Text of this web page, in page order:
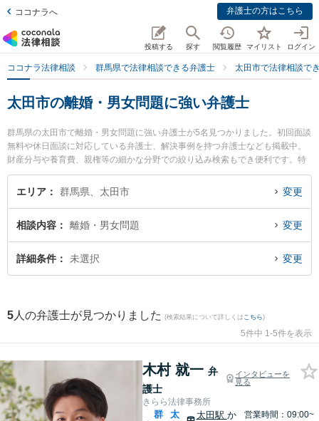
ココナラへ 弁護士の方はこちら
投稿する 探す 閲覧履歴 マイリスト ログイン
ココナラ法律相談 群馬県で法律相談できる弁護士 太田市で法律相談で
太田市の離婚・男女問題に強い弁護士
群馬県の太田市で離婚・男女問題に強い弁護士が5名見つかりました。初回面談
無料や休日面談に対応している弁護士、解決事例を持つ弁護士なども掲載中。
財産分与や養育費、親権等の細かな分野での絞り込み検索もでき便利です。特
にきらら法律事務所の木村 就一弁護士や村山準一法律事務所の村山 準一弁護
士、清水智法律事務所の清水 智弁護士のプロフィール情報や弁護士費用、強み
実績豊富な近くの弁護士を検索したい』『初回相談無料で離婚・男女問題を法
律相談できる太田市内の弁護士に相談予約したい』などでお困りの相談者さん
におすすめです。
エリア 群馬県、太田市 変更
相談内容 離婚・男女問題 変更
詳細条件 未選択 変更
5 人の弁護士が見つかりました (検索結果について詳しくは こちら)
5件中 1-5件を表示
木村 就一 弁
護士
インタビューを
見る
きらら法律事務所
群
太
太田駅 か
営業時間：09:00~